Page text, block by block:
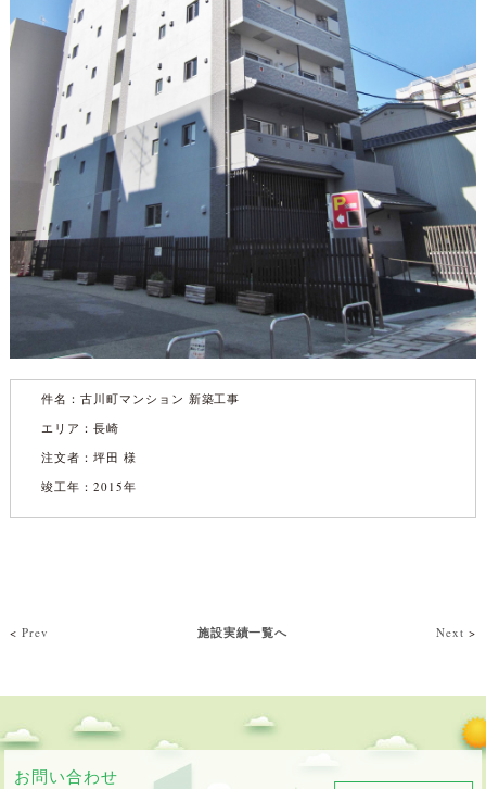
件名：古川町マンション 新築工事
エリア：長崎
注文者：坪田 様
竣工年：2015年
<Prev 施設実績一覧へ Next >
お問い合わせ